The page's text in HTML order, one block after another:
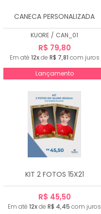
CANECA PERSONALIZADA
KUORE / CAN_01
R$ 79,80
Em até 12xde R$ 7,81 com juros
Lançamento
KIT 2 FOTOS 15X21
R$ 45,50
Em até 12xde R$ 4,45 com juros